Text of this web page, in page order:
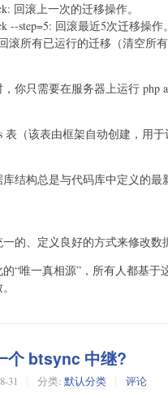
回滚上一次的迁移操作。
--step=5: 回滚最近5次迁移操作。
滚所有已运行的迁移（清空所有
你只需要在服务器上运行 php
表（该表由框架自动创建，用
结构总是与代码库中定义的
的、定义良好的方式来修改数
“唯一真相源”，所有人都基
个 btsync 中继?
31 分类: 默认分类 评论